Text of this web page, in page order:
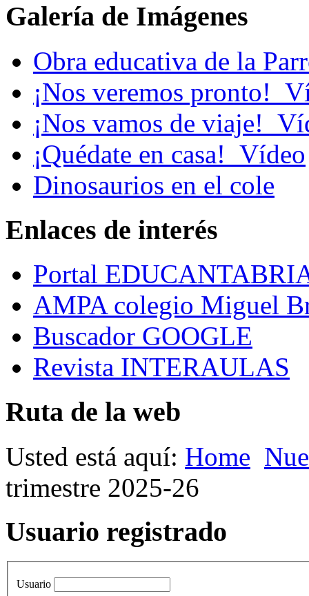
Galería de Imágenes
Obra educativa de la
¡Nos veremos
¡Nos vamos de
¡Quédate en casa!_Vídeo
Dinosaurios en el cole
Enlaces de interés
Portal
AMPA colegio Miguel
Buscador GOOGLE
Revista INTERAULAS
Ruta de la web
Usted está aquí: Home
trimestre 2025-26
Usuario registrado
Usuario